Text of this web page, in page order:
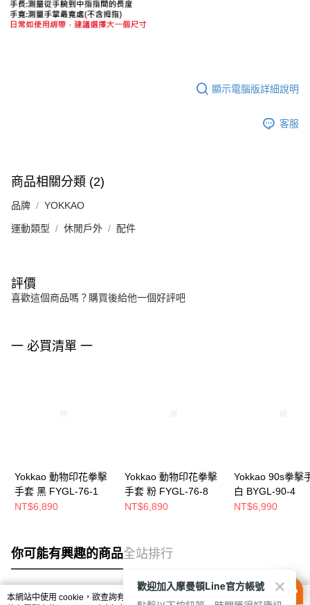
顯示電腦版詳細說明
客服
商品相關分類 (2)
品牌 YOKKAO
運動類型 休閒戶外 配件
評價
喜歡這個商品嗎？購買後給他一個好評吧
一 必買清單 一
Yokkao 動物印花拳擊
手套 黑 FYGL-76-1
NT$6,890
Yokkao 動物印花拳擊
手套 粉 FYGL-76-8
NT$6,890
Yokkao 90s拳擊
白 BYGL-90-4
NT$6,990
你可能有興趣的商品全站排行
本網站中使用 cookie，欲查詢有關本網站使用 cookie 方式之詳情，及若您不希
歡迎加入摩曼頓Line官方帳號